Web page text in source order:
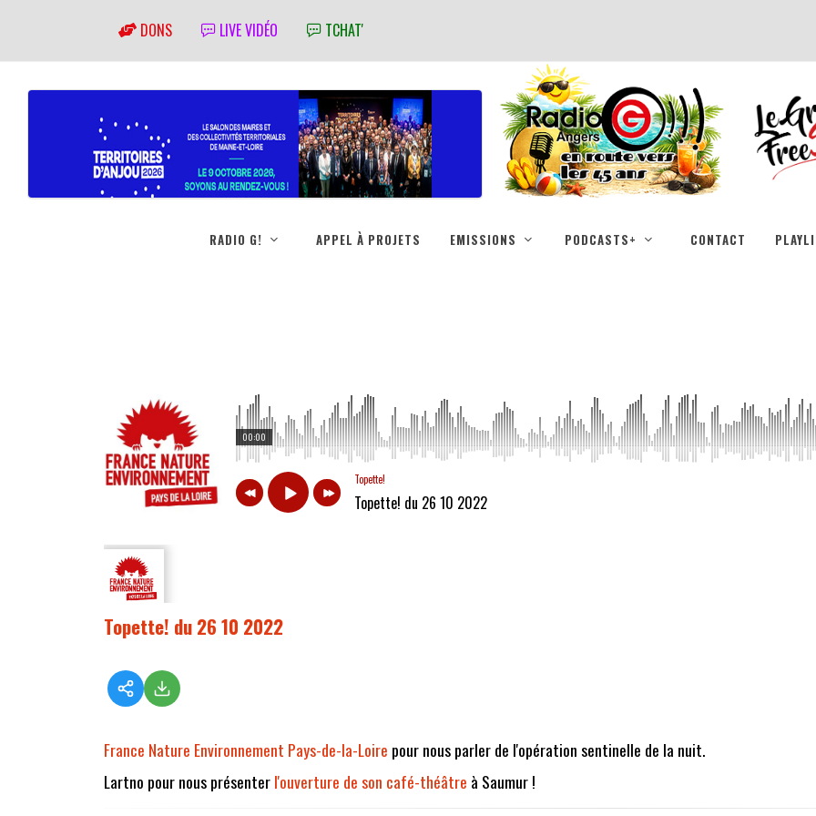
DONS LIVE VIDÉO TCHAT'
RADIO G! APPEL À PROJETS EMISSIONS PODCASTS+ CONTACT
00:00
Topette!
Topette! du 26 10 2022
Topette! du 26 10 2022
France Nature Environnement Pays-de-la-Loire pour nous parler de l'opération sentinelle de la nuit.
Lartno pour nous présenterl'ouverture de son café-théâtre à Saumur !